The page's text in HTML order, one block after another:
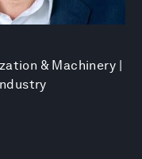
& Machinery |